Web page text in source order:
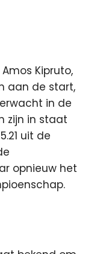
Kipruto,
aan de start,
in de
zijn in staat
uit de
opnieuw het